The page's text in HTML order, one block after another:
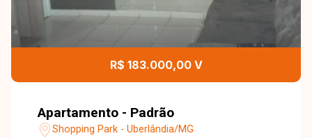
R$ 183.000,00 V
Apartamento - Padrão
Shopping Park - Uberlândia/MG